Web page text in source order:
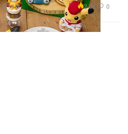
6月4日 2.0K 0